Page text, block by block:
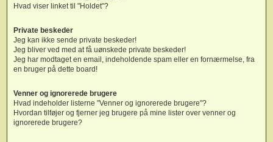
Hvad viser linket til "Holdet"?
Private beskeder
Jeg kan ikke sende private beskeder!
Jeg bliver ved med at få uønskede private beskeder!
Jeg har modtaget en email, indeholdende spam eller en fornærmelse, fra
en bruger på dette board!
Venner og ignorerede brugere
Hvad indeholder listerne "Venner og ignorerede brugere"?
Hvordan tilføjer og fjerner jeg brugere på mine lister over venner og
ignorerede brugere?